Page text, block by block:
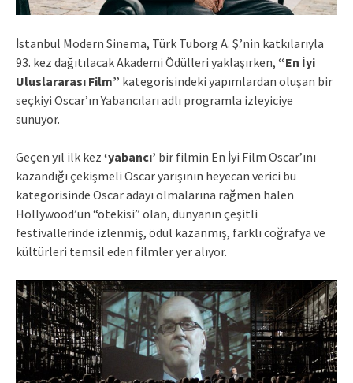
İstanbul Modern Sinema, Türk Tuborg A. Ş.’nin katkılarıyla
93. kez dağıtılacak Akademi Ödülleri yaklaşırken, “En İyi
Uluslararası Film” kategorisindeki yapımlardan oluşan bir
seçkiyi Oscar’ın Yabancıları adlı programla izleyiciye
sunuyor.
Geçen yıl ilk kez ‘yabancı’ bir filmin En İyi Film Oscar’ını
kazandığı çekişmeli Oscar yarışının heyecan verici bu
kategorisinde Oscar adayı olmalarına rağmen halen
Hollywood’un “ötekisi” olan, dünyanın çeşitli
festivallerinde izlenmiş, ödül kazanmış, farklı coğrafya ve
kültürleri temsil eden filmler yer alıyor.